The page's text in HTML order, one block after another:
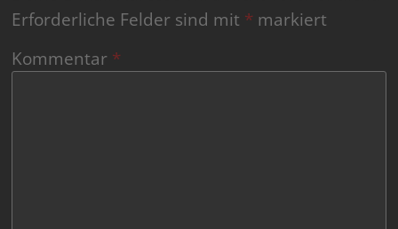
Erforderliche Felder sind mit * markiert
Kommentar *